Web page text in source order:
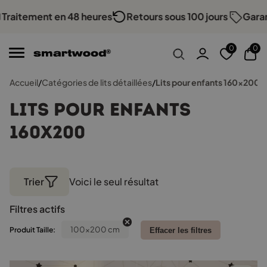
en 48 heures Retours sous 100 jours
0 0
Accueil/Catégories de lits détaillées/Lits pour enfants 160x200
Lits pour enfants
160x200
Trier Voici le seul résultat
Filtres actifs
Produit Taille: 100x200 cm Effacer les filtres